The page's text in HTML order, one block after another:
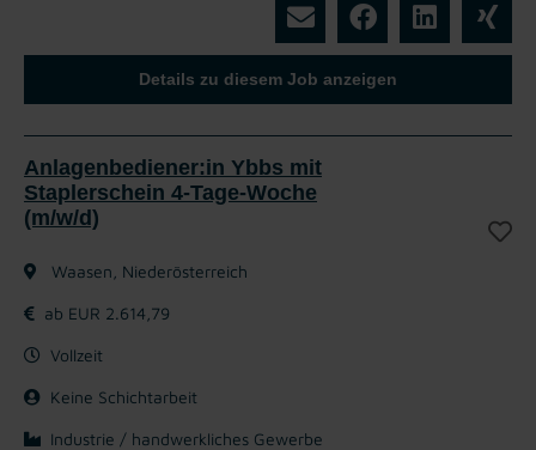
Details zu diesem Job anzeigen
Anlagenbediener:in Ybbs mit
Staplerschein 4-Tage-Woche
(m/w/d)
Waasen, Niederösterreich
ab EUR 2.614,79
Vollzeit
Keine Schichtarbeit
Industrie / handwerkliches Gewerbe